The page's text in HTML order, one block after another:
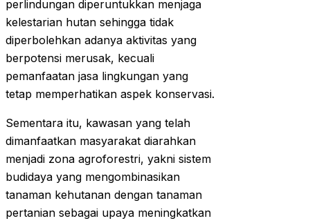
perlindungan diperuntukkan menjaga
kelestarian hutan sehingga tidak
diperbolehkan adanya aktivitas yang
berpotensi merusak, kecuali
pemanfaatan jasa lingkungan yang
tetap memperhatikan aspek konservasi.
Sementara itu, kawasan yang telah
dimanfaatkan masyarakat diarahkan
menjadi zona agroforestri, yakni sistem
budidaya yang mengombinasikan
tanaman kehutanan dengan tanaman
pertanian sebagai upaya meningkatkan